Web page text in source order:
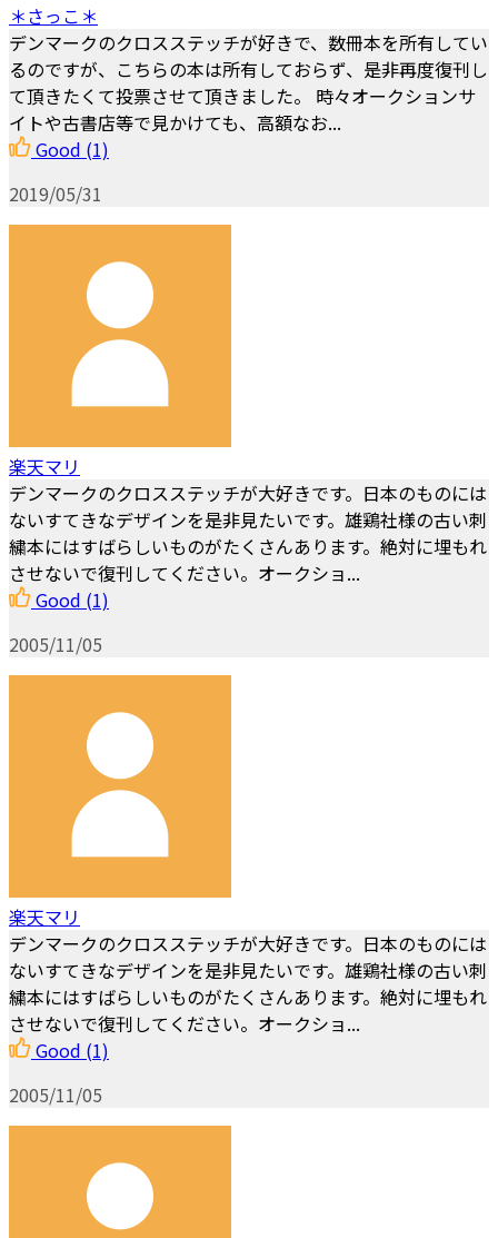
＊さっこ＊
デンマークのクロスステッチが好きで、数冊本を所有してい
るのですが、こちらの本は所有しておらず、是非再度復刊し
て頂きたくて投票させて頂きました。 時々オークションサ
イトや古書店等で見かけても、高額なお...
Good (1)
2019/05/31
楽天マリ
デンマークのクロスステッチが大好きです。日本のものには
ないすてきなデザインを是非見たいです。雄鶏社様の古い刺
繍本にはすばらしいものがたくさんあります。絶対に埋もれ
させないで復刊してください。オークショ...
Good (1)
2005/11/05
楽天マリ
デンマークのクロスステッチが大好きです。日本のものには
ないすてきなデザインを是非見たいです。雄鶏社様の古い刺
繍本にはすばらしいものがたくさんあります。絶対に埋もれ
させないで復刊してください。オークショ...
Good (1)
2005/11/05